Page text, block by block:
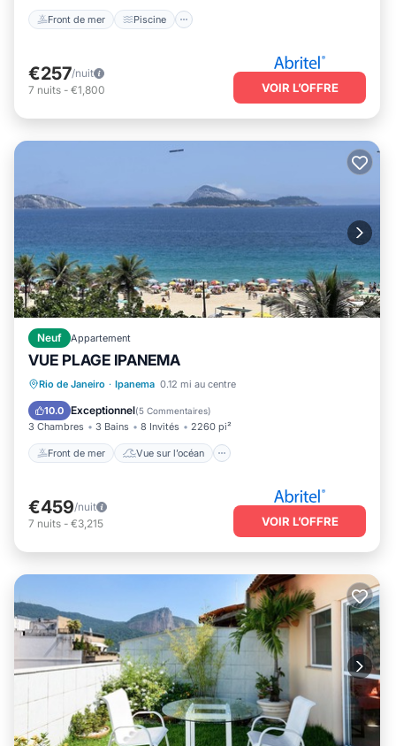
Front de mer Piscine
€257/nuit
7 nuits - €1,800 VOIR L’OFFRE
Neuf Appartement
VUE PLAGE IPANEMA
Rio de Janeiro · Ipanema 0.12 mi au centre
10.0 Exceptionnel(5 Commentaires)
3 Chambres 3 Bains 8 Invités 2260 pi²
Front de mer Vue sur l’océan
Front de mer
Vue sur l’océan
Balcon/Terrasse
Vue
€459/nuit
7 nuits - €3,215 VOIR L’OFFRE